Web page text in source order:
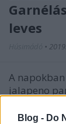
Blog - Do
leves
•
A
jalapeno
koriandert